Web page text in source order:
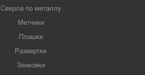
Сверла по металлу
Метчики
Плашки
Развертки
Зенковки